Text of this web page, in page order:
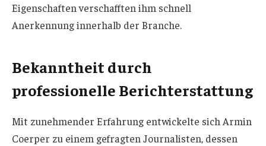
Eigenschaften verschafften ihm schnell
Anerkennung innerhalb der Branche.
Bekanntheit durch
professionelle Berichterstattung
Mit zunehmender Erfahrung entwickelte sich Armin
Coerper zu einem gefragten Journalisten, dessen